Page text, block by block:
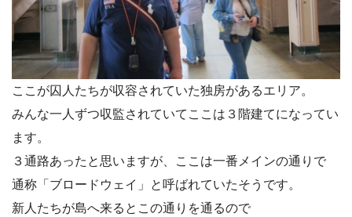
ここが囚人たちが収容されていた独房があるエリア。
みんな一人ずつ収監されていてここは３階建てになってい
ます。
３通路あったと思いますが、ここは一番メインの通りで
通称「ブロードウェイ」と呼ばれていたそうです。
新人たちが島へ来るとこの通りを通るので